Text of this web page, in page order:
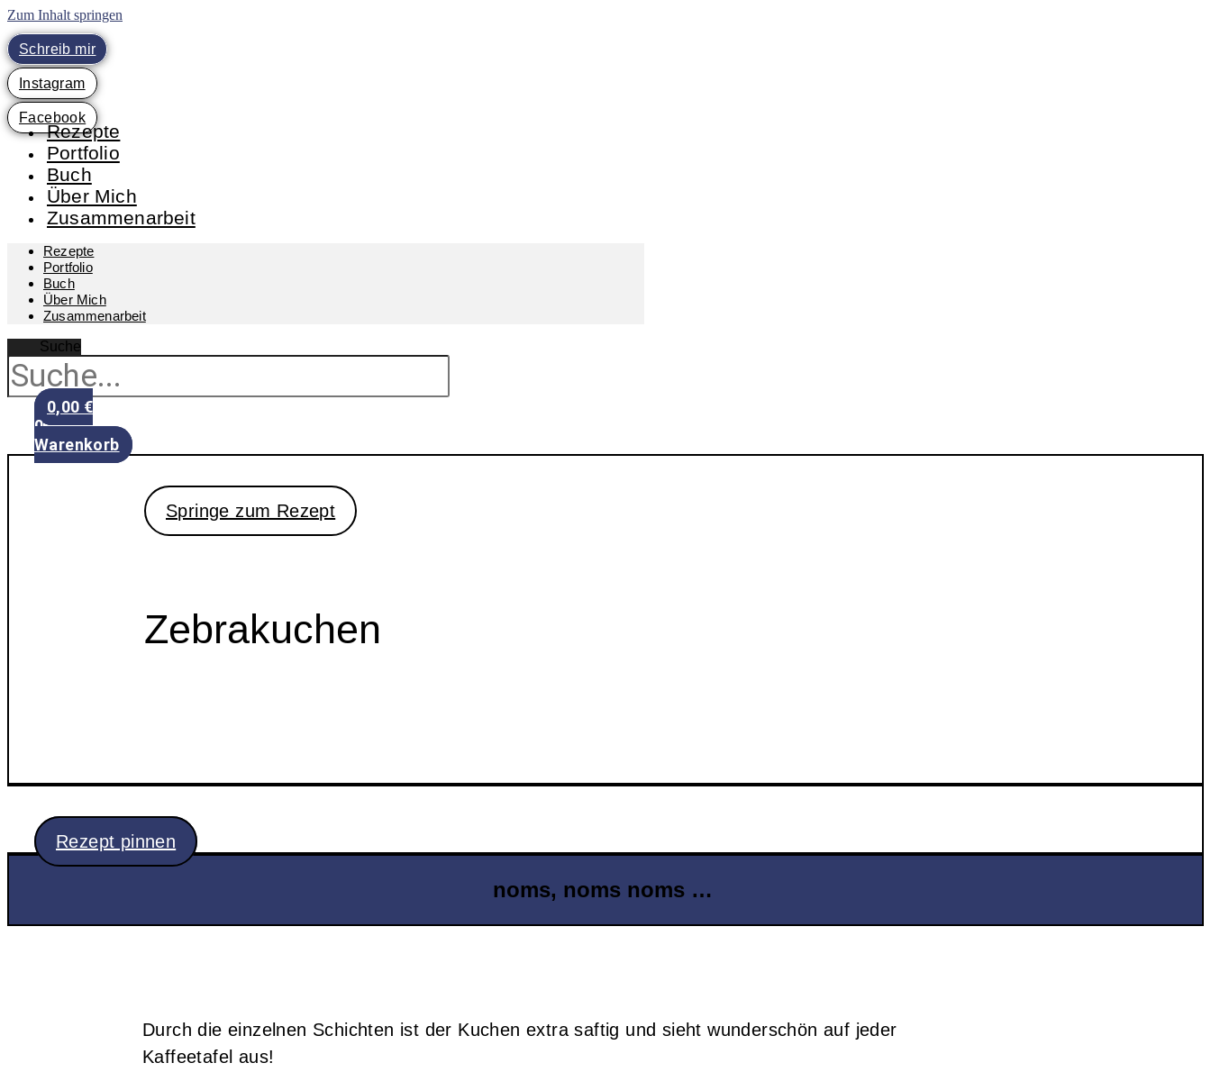
Zum Inhalt springen
Schreib mir
Instagram
Facebook
Rezepte
Portfolio
Buch
Über Mich
Zusammenarbeit
Rezepte
Portfolio
Buch
Über Mich
Zusammenarbeit
Suche
0,00 €
0
Warenkorb
Springe zum Rezept
Zebrakuchen
Rezept pinnen
noms, noms noms …
Durch die einzelnen Schichten ist der Kuchen extra saftig und sieht wunderschön auf jeder
Kaffeetafel aus!